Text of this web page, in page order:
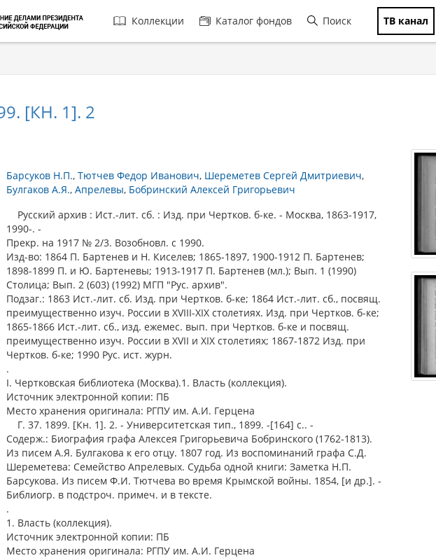
Главная
навигация
Коллекции Каталог фондов Поиск ТВ канал
[КН. 1]. 2
Барсуков Н.П. Тютчев Федор Иванович Шереметев Сергей Дмитриевич
Булгаков А.Я. Апрелевы Бобринский Алексей Григорьевич
Русский архив : Ист.-лит. сб. : Изд. при Чертков. б-ке. - Москва, 1863-1917,
1990-. -
Прекр. на 1917 № 2/3. Возобновл. с 1990.
Изд-во: 1864 П. Бартенев и Н. Киселев; 1865-1897, 1900-1912 П. Бартенев;
1898-1899 П. и Ю. Бартеневы; 1913-1917 П. Бартенев (мл.); Вып. 1 (1990)
Столица; Вып. 2 (603) (1992) МГП "Рус. архив".
Подзаг.: 1863 Ист.-лит. сб. Изд. при Чертков. б-ке; 1864 Ист.-лит. сб., посвящ.
преимущественно изуч. России в XVIII-XIX столетиях. Изд. при Чертков. б-ке;
1865-1866 Ист.-лит. сб., изд. ежемес. вып. при Чертков. б-ке и посвящ.
преимущественно изуч. России в XVII и XIX столетиях; 1867-1872 Изд. при
Чертков. б-ке; 1990 Рус. ист. журн.
.
I. Чертковская библиотека (Москва).1. Власть (коллекция).
Источник электронной копии: ПБ
Место хранения оригинала: РГПУ им. А.И. Герцена
Г. 37. 1899. [Кн. 1]. 2. - Университетская тип., 1899. -[164] с.. -
Содерж.: Биография графа Алексея Григорьевича Бобринского (1762-1813).
Из писем А.Я. Булгакова к его отцу. 1807 год. Из воспоминаний графа С.Д.
Шереметева: Семейство Апрелевых. Судьба одной книги: Заметка Н.П.
Барсукова. Из писем Ф.И. Тютчева во время Крымской войны. 1854, [и др.]. -
Библиогр. в подстроч. примеч. и в тексте.
.
1. Власть (коллекция).
Источник электронной копии: ПБ
Место хранения оригинала: РГПУ им. А.И. Герцена